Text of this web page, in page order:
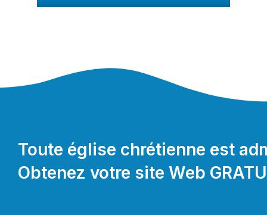
Toute église chrétienne est
Obtenez votre site Web